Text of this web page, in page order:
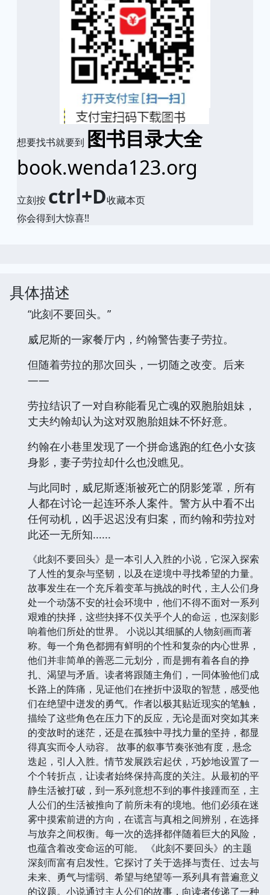
想要找书就要到 图书目录大全
book.wenda123.org
立刻按 ctrl+D收藏本页
你会得到大惊喜!!
具体描述
“此刻不要回头。”
威尼斯的一家餐厅内，约翰警告妻子劳拉。
但随着劳拉的那次回头，一切随之改变。后来
——
劳拉结识了一对自称能看见亡魂的双胞胎姐妹，
丈夫约翰却认为这对双胞胎姐妹不怀好意。
约翰在小巷里发现了一个拼命逃跑的红色小女孩
身影，妻子劳拉却什么也没瞧见。
与此同时，威尼斯逐渐被死亡的阴影笼罩，所有
人都在讨论一起连环杀人案件。警方从中看不出
任何动机，凶手迟迟没有归案，而约翰和劳拉对
此还一无所知......
《此刻不要回头》是一本引人入胜的小说，它深入探索
了人性的复杂与坚韧，以及在逆境中寻找希望的力量。
故事发生在一个充斥着变革与挑战的时代，主人公们身
处一个动荡不安的社会环境中，他们不得不面对一系列
艰难的抉择，这些抉择不仅关乎个人的命运，也深刻影
响着他们所处的世界。 小说以其细腻的人物刻画而著
称。每一个角色都拥有鲜明的个性和复杂的内心世界，
他们并非简单的善恶二元划分，而是拥有着各自的挣
扎、渴望与矛盾。读者将跟随主角们，一同体验他们成
长路上的阵痛，见证他们在挫折中汲取的智慧，感受他
们在绝望中迸发的勇气。作者以极其贴近现实的笔触，
描绘了这些角色在压力下的反应，无论是面对突如其来
的变故时的迷茫，还是在孤独中寻找力量的坚持，都显
得真实而令人动容。 故事的叙事节奏张弛有度，悬念
迭起，引人入胜。情节发展跌宕起伏，巧妙地设置了一
个个转折点，让读者始终保持高度的关注。从最初的平
静生活被打破，到一系列意想不到的事件接踵而至，主
人公们的生活被推向了前所未有的境地。他们必须在迷
雾中摸索前进的方向，在谎言与真相之间辨别，在选择
与放弃之间权衡。每一次的选择都伴随着巨大的风险，
也蕴含着改变命运的可能。 《此刻不要回头》的主题
深刻而富有启发性。它探讨了关于选择与责任、过去与
未来、勇气与懦弱、希望与绝望等一系列具有普遍意义
的议题。小说通过主人公们的故事，向读者传递了一种